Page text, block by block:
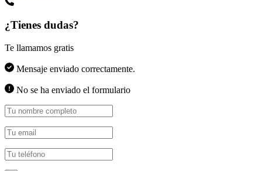
¿Tienes dudas?
Te llamamos gratis
Mensaje enviado correctamente.
No se ha enviado el formulario